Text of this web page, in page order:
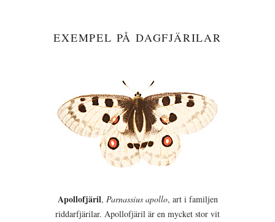
EXEMPEL PÅ DAGFJÄRILAR
Apollofjäril, Parnassius apollo, art i familjen
riddarfjärilar. Apollofjäril är en mycket stor vit